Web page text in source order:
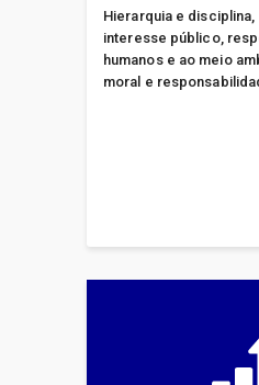
Hierarquia e
interesse público,
humanos e ao meio
moral e